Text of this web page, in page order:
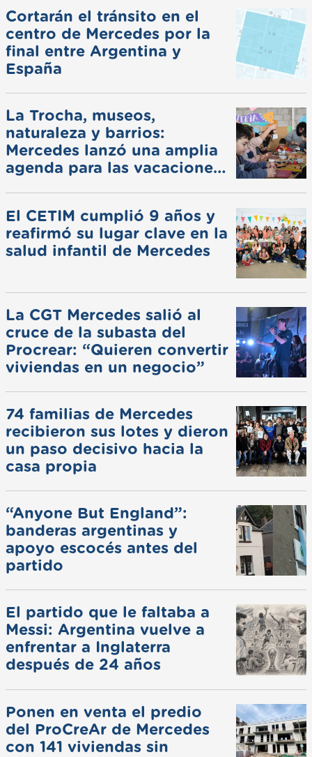
Cortarán el tránsito en el
centro de Mercedes por la
final entre Argentina y
España
La Trocha, museos,
naturaleza y barrios:
Mercedes lanzó una amplia
agenda para las vacaciones
El CETIM cumplió 9 años y
reafirmó su lugar clave en la
salud infantil de Mercedes
La CGT Mercedes salió al
cruce de la subasta del
Procrear: “Quieren convertir
viviendas en un negocio”
74 familias de Mercedes
recibieron sus lotes y dieron
un paso decisivo hacia la
casa propia
“Anyone But England”:
banderas argentinas y
apoyo escocés antes del
partido
El partido que le faltaba a
Messi: Argentina vuelve a
enfrentar a Inglaterra
después de 24 años
Ponen en venta el predio
del ProCreAr de Mercedes
con 141 viviendas sin